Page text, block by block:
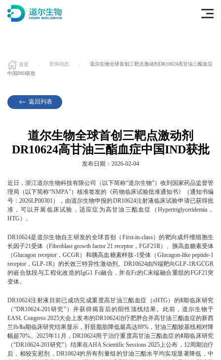
首页 新闻动态
道尔生物全球首创三靶点激动剂DR10624高甘油三酯血症
中国IND获批
返回列表
道尔生物全球首创三靶点激动剂
DR10624高甘油三酯血症中国IND获批
发布日期：2026-02-04
近日，浙江道尔生物科技有限公司（以下简称“道尔生物”）收到国家药品监督管
理局（以下简称“NMPA”）核准签发的《药物临床试验批准通知书》（通知书编
号：2026LP00301），由道尔生物申报的DR10624注射液临床试验申请已获得批
准，可以开展临床试验，适应症为高甘油三酯血症（Hypertriglyceridemia，
HTG）。
DR10624是道尔生物自主研发的全球首创（First-in-class）的靶向成纤维细胞生
长因子21受体（Fibroblast growth factor 21 receptor，FGF21R）、胰高血糖素受体
（Glucagon receptor，GCGR）和胰高血糖素样肽-1受体（Glucagon-like peptide-1
receptor，GLP-1R）的长效三特异性激动剂。DR10624由N端靶向GLP-1R/GCGR
的嵌合肽段与工程化改造的IgG1 Fc融合，并在Fc的C末端融合重组的FGF21突
变体。
DR10624注射液目前已成功完成重度高甘油三酯血症（sHTG）的Ⅱ期临床研究
（“DR10624-201研究”）并获得揭盲后的阳性顶线结果。此前，道尔生物于
EASL Congress 2025大会上发布的DR10624治疗肥胖合并高甘油三酯血症的新西
兰Ⅰb/Ⅱa期临床研究结果显示，肝脏脂肪降低最高达89%，甘油三酯较基线相对降
幅超70%。2025年11月，DR10624用于治疗重度高甘油三酯血症的Ⅱ期临床研究
（“DR10624-201研究”）结果在AHA Scientific Sessions 2025上公布，12周期治疗
后，相较安慰剂，DR10624的所有剂量组的甘油三酯水平均实现显著降低，中